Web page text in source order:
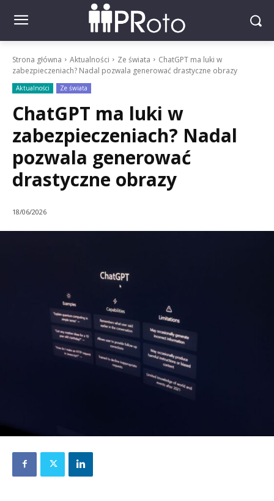
Strona główna Aktualności Ze świata
ChatGPT ma luki w
zabezpieczeniach? Nadal pozwala generować drastyczne obrazy
Aktualności Ze świata
ChatGPT ma luki w
zabezpieczeniach? Nadal
pozwala generować
drastyczne obrazy
18/06/2026